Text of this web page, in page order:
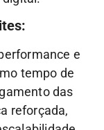
e
tempo de
das
reforçada,